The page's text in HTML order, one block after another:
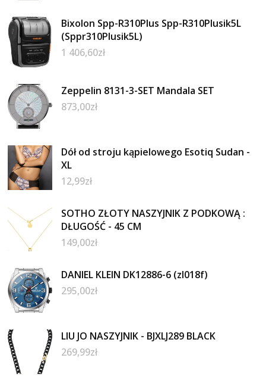
Bixolon Spp-R310Plus Spp-R310Plusik5L
(Sppr310Plusik5L)
1 406,60zł
Zeppelin 8131-3-SET Mandala SET
873,00zł
Dół od stroju kąpielowego Esotiq Sudan -
XL
12,99zł
SOTHO ZŁOTY NASZYJNIK Z PODKOWĄ :
DŁUGOŚĆ - 45 CM
149,00zł
DANIEL KLEIN DK12886-6 (zl018f)
295,00zł
LIU JO NASZYJNIK - BJXLJ289 BLACK
269,99zł